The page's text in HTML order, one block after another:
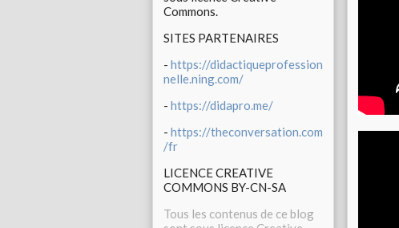
Commons.
SITES PARTENAIRES
- https://didactiqueprofession
nelle.ning.com/
- https://didapro.me/
- https://theconversation.com
/fr
LICENCE CREATIVE
COMMONS BY-CN-SA
Tous les contenus de ce blog